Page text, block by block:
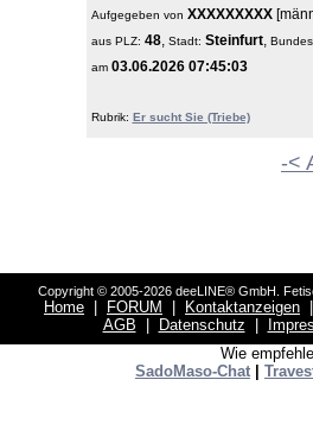
Aufgegeben von XXXXXXXXX
aus PLZ: 48, Stadt: Steinfurt,
am 03.06.2026 07:45:03
Rubrik: Er sucht Sie (Triebe)
-<
Copyright © 2005-2026 deeLINE® GmbH.
Home FORUM Kontaktanzeigen
AGB
Datenschutz
Wie
SadoMaso-Chat